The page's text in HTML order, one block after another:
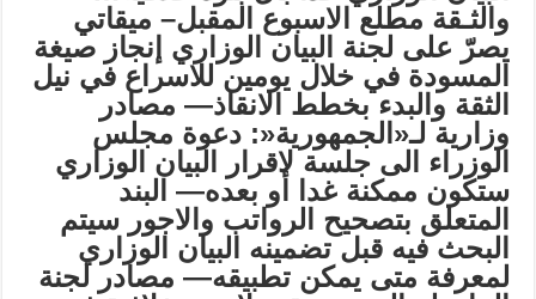
والثـقة مطلع الاسبوع المقبل– ميقاتي
يصرّ على لجنة البيان الوزاري إنجاز صيغة
المسودة في خلال يومين للاسراع في نيل
الثقة والبدء بخطط الانقاذ— مصادر
وزارية لـ«الجمهورية«: دعوة مجلس
الوزراء الى جلسة لاقرار البيان الوزاري
ستكون ممكنة غدا أو بعده— البند
المتعلق بتصحيح الرواتب والاجور سيتم
البحث فيه قبل تضمينه البيان الوزاري
لمعرفة متى يمكن تطبيقه— مصادر لجنة